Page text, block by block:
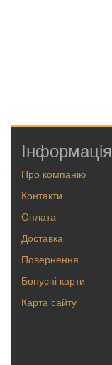
Інформація
Про компанію
Контакти
Оплата
Доставка
Повернення
Бонусні карти
Карта сайту